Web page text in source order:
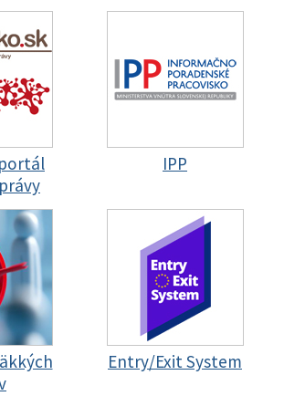
IPP
Entry/Exit System